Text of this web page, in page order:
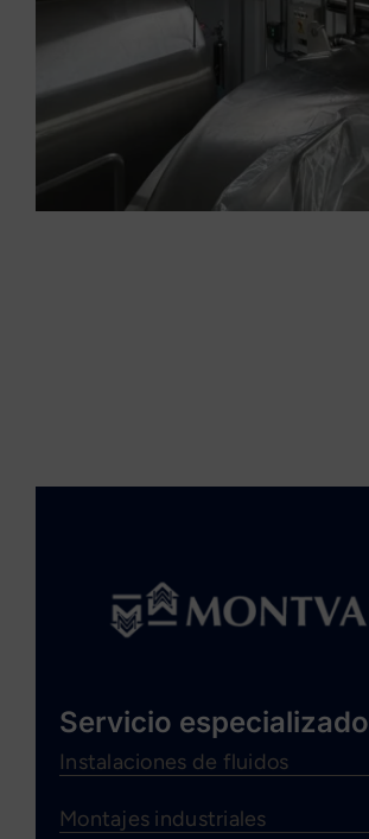
Servicio especializado
Instalaciones de fluidos
Montajes industriales